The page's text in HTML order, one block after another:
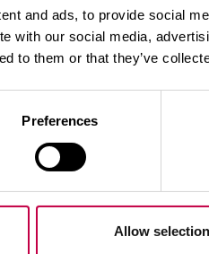
and ads, to provide social
with our social media,
to them or that they’ve
Preferences
Allow selection